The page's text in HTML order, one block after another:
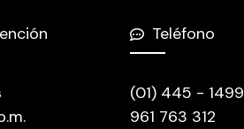
Teléfono
(01) 445 - 1499
961 763 312